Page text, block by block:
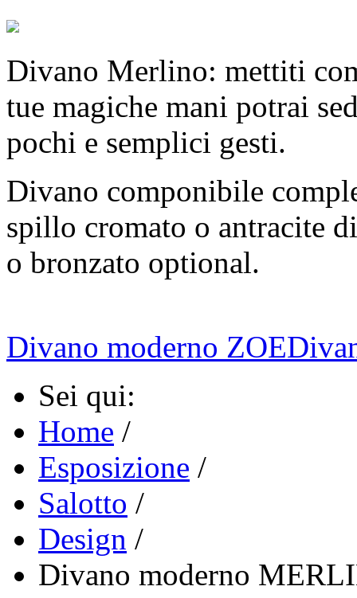
Divano Merlino: mettiti
tue magiche mani potrai
pochi e semplici gesti.
Divano componibile
spillo cromato o antracite
o bronzato optional.
Divano moderno ZOE
Sei qui:
Home /
Esposizione /
Salotto /
Design /
Divano moderno